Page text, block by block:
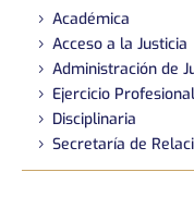
Académica
Acceso a la Justicia
Administración de
Ejercicio Profesional
Disciplinaria
Secretaría de